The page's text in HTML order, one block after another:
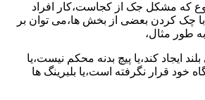
که مشکل جک از کجاست،کار افراد
چک کردن بعضی از بخش ها،می توان بر
طور مثال،
ایجاد کند،یا پیچ بدنه محکم نیست،یا
خود قرار نگرفته است،یا بلبرینگ ها